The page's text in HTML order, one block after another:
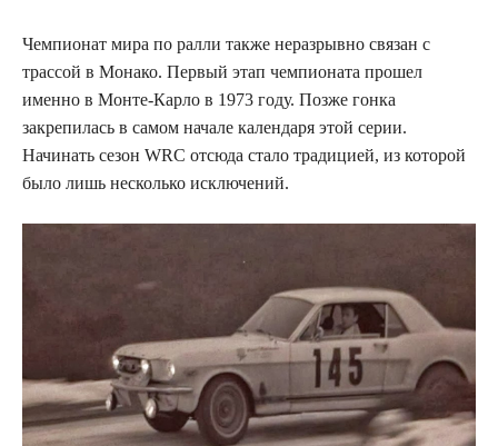
Чемпионат мира по ралли также неразрывно связан с
трассой в Монако. Первый этап чемпионата прошел
именно в Монте-Карло в 1973 году. Позже гонка
закрепилась в самом начале календаря этой серии.
Начинать сезон WRC отсюда стало традицией, из которой
было лишь несколько исключений.